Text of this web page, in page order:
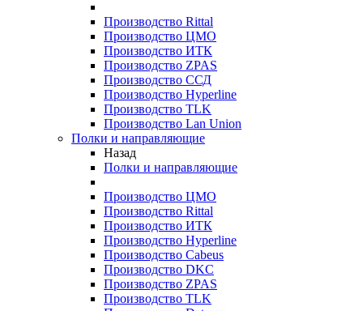
Производство Rittal
Производство ЦМО
Производство ИТК
Производство ZPAS
Производство ССД
Производство Hyperline
Производство TLK
Производство Lan Union
Полки и направляющие
Назад
Полки и направляющие
Производство ЦМО
Производство Rittal
Производство ИТК
Производство Hyperline
Производство Cabeus
Производство DKC
Производство ZPAS
Производство TLK